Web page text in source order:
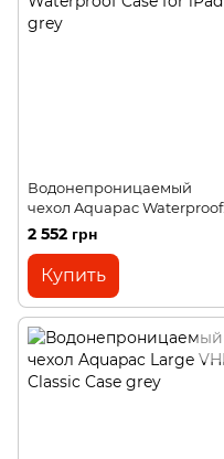
Водонепроницаемый
чехол Aquapac Waterproof
Case for iPad grey
2 552 грн
Купить